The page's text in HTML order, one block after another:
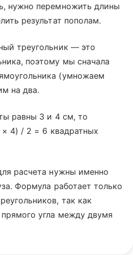
нужно перемножить длины
результат пополам.
треугольник — это
поэтому мы сначала
(умножаем
на два.
равны 3 и 4 см, то
4) / 2 = 6 квадратных
расчета нужны именно
Формула работает только
так как
угла между двумя